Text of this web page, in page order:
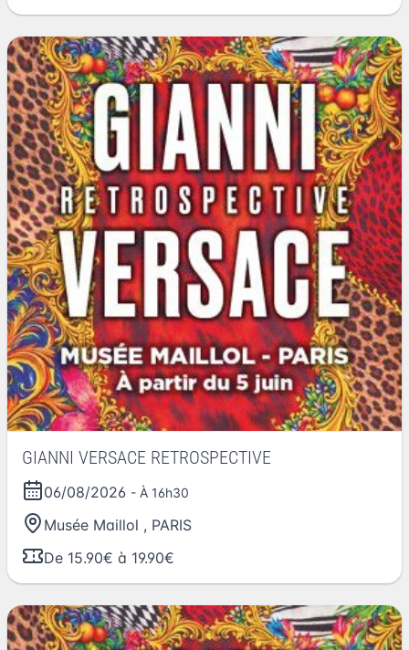
GIANNI VERSACE RETROSPECTIVE
06/08/2026 - À 16h30
Musée Maillol , PARIS
De 15.90€ à 19.90€